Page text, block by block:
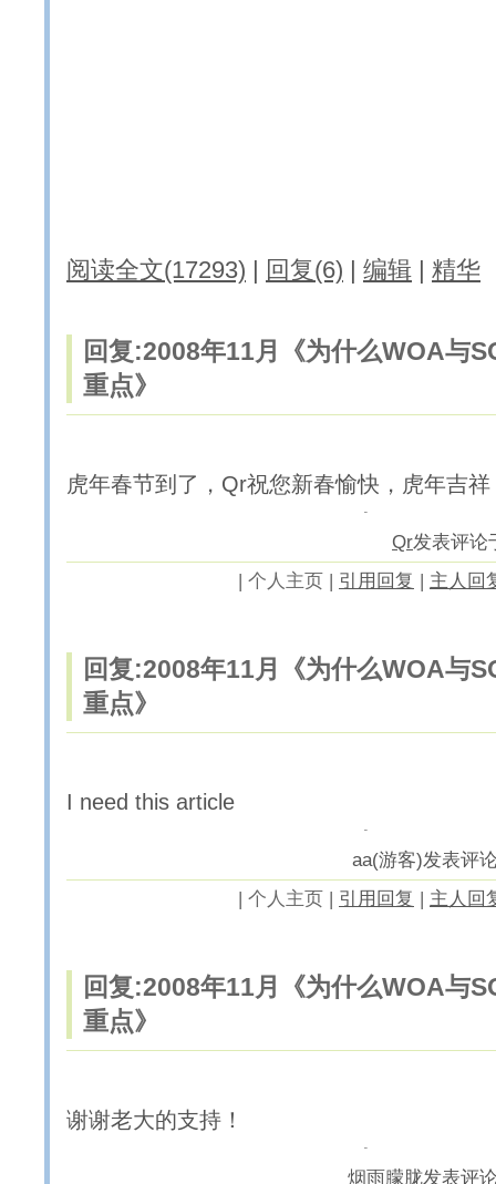
阅读全文(17293) 回复(6) 编辑 精华
回复:2008年11月《为什么WOA与
重点》
虎年春节到了，Qr祝您新春愉快，虎年吉祥
Qr发表评论
| 个人主页 | 引用回复 | 主人回
回复:2008年11月《为什么WOA与
重点》
I need this article
aa(游客)发表评
| 个人主页 | 引用回复 | 主人回
回复:2008年11月《为什么WOA与
重点》
谢谢老大的支持！
烟雨朦胧发表评